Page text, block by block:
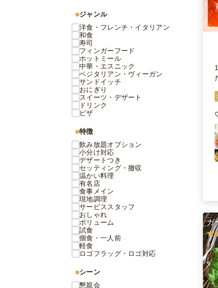
ガ
ジャンル
洋食・フレンチ・イタリアン
和食
寿司
フィンガーフード
ホットミール
中華・エスニック
ベジタリアン・ヴィーガン
サンドイッチ
おにぎり
スイーツ・デザート
ドリンク
ピザ
特徴
飲み放題オプション
小分け対応
デザートつき
セッティング・撤収
温かい料理
有名店
食事メイン
現地調理
サービススタッフ
おしゃれ
ボリューム
試食
個食・一人前
軽食
ロゴフラッグ・ロゴ対応
シーン
懇親会